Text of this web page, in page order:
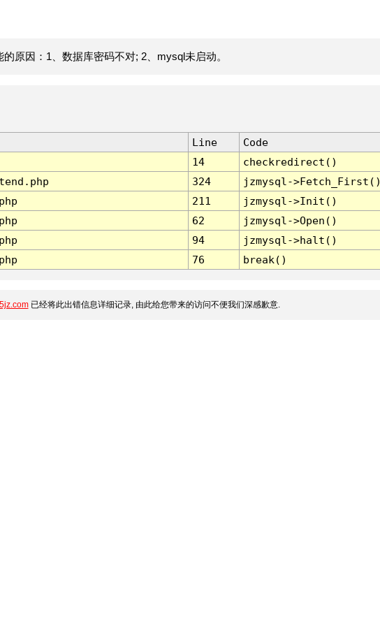
原因：1、数据库密码不对; 2、mysql未启动。
Line
Code
14
checkredirect()
324
jzmysql-
211
jzmysql->Init()
62
jzmysql->Open()
94
jzmysql->halt()
76 break()
已经将此出错信息详细记录, 由此给您带来的访问不便我们深感歉意.